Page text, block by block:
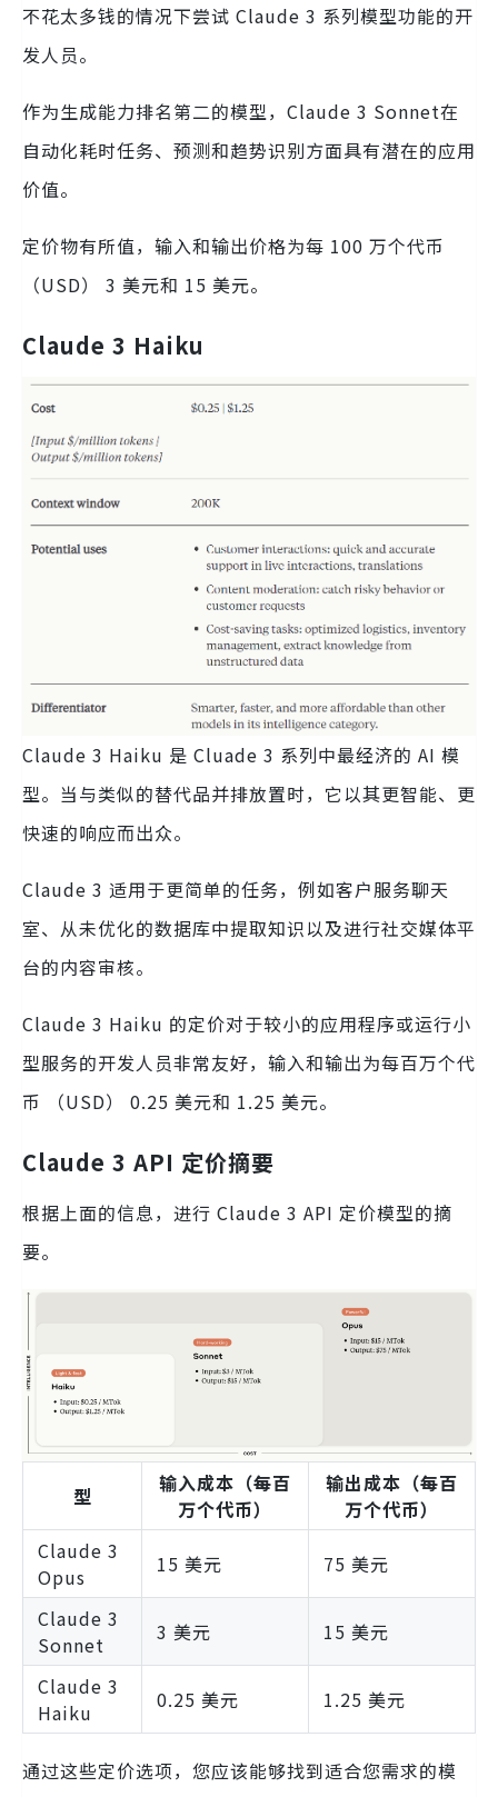
不花太多钱的情况下尝试 Claude 3 系列模型功能的开
发人员。
作为生成能力排名第二的模型，Claude 3 Sonnet在
自动化耗时任务、预测和趋势识别方面具有潜在的应用
价值。
定价物有所值，输入和输出价格为每 100 万个代币
（USD） 3 美元和 15 美元。
Claude 3 Haiku
Claude 3 Haiku 是 Cluade 3 系列中最经济的 AI 模
型。当与类似的替代品并排放置时，它以其更智能、更
快速的响应而出众。
Claude 3 适用于更简单的任务，例如客户服务聊天
室、从未优化的数据库中提取知识以及进行社交媒体平
台的内容审核。
Claude 3 Haiku 的定价对于较小的应用程序或运行小
型服务的开发人员非常友好，输入和输出为每百万个代
币 （USD） 0.25 美元和 1.25 美元。
Claude 3 API 定价摘要
根据上面的信息，进行 Claude 3 API 定价模型的摘
要。
型
输入成本（每百
万个代币）
输出成本（每百
万个代币）
Claude 3
Opus
15 美元 75 美元
Claude 3
Sonnet
3 美元 15 美元
Claude 3
Haiku
0.25 美元 1.25 美元
通过这些定价选项，您应该能够找到适合您需求的模